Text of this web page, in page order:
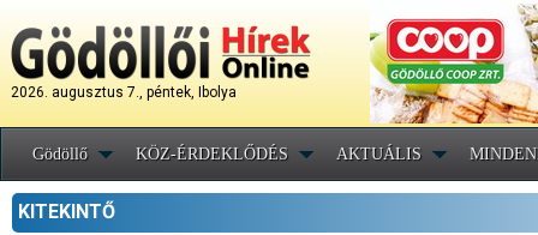
2026. augusztus 7., péntek, Ibolya
Gödöllő KÖZ-ÉRDEKLŐDÉS AKTUÁLIS
KITEKINTŐ